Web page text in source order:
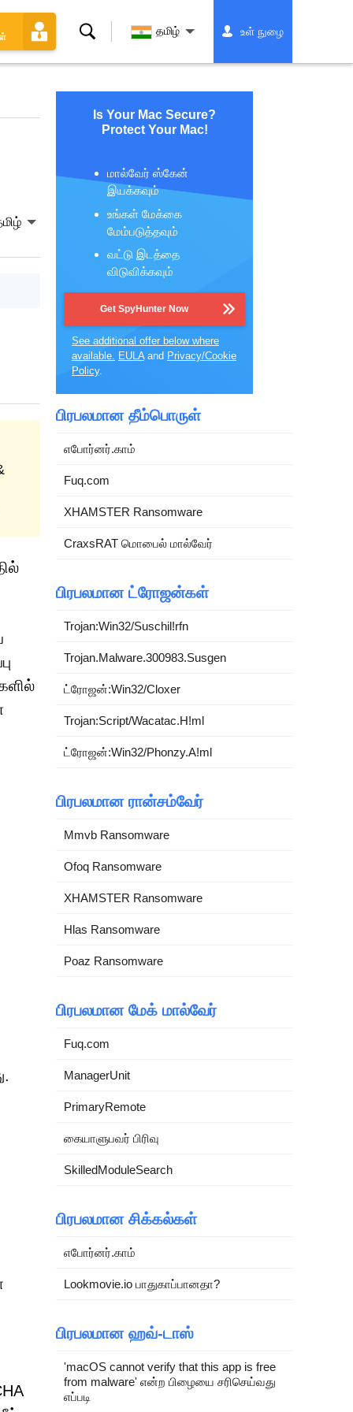
தேடல் தமிழ் உள் நுழை
Is Your Mac Secure?
Protect Your Mac!
மால்வேர் ஸ்கேன்
இயக்கவும்
உங்கள் மேக்கை
மேம்படுத்தவும்
வட்டு இடத்தை
விடுவிக்கவும்
Get SpyHunter Now
See additional offer below where
available. EULAand Privacy/Cookie
Policy.
பிரபலமான தீம்பொருள்
எபோர்னர்.காம்
Fuq.com
XHAMSTER Ransomware
CraxsRAT மொபைல் மால்வேர்
பிரபலமான ட்ரோஜன்கள்
Trojan:Win32/Suschil!rfn
Trojan.Malware.300983.Susgen
ட்ரோஜன்:Win32/Cloxer
Trojan:Script/Wacatac.H!ml
ட்ரோஜன்:Win32/Phonzy.A!ml
பிரபலமான ரான்சம்வேர்
Mmvb Ransomware
Ofoq Ransomware
XHAMSTER Ransomware
Hlas Ransomware
Poaz Ransomware
பிரபலமான மேக் மால்வேர்
Fuq.com
ManagerUnit
PrimaryRemote
கையாளுபவர் பிரிவு
SkilledModuleSearch
பிரபலமான சிக்கல்கள்
எபோர்னர்.காம்
Lookmovie.io பாதுகாப்பானதா?
பிரபலமான ஹவ்-டாஸ்
'macOS cannot verify that this app is free
from malware' என்ற பிழையை சரிசெய்வது
எப்படி